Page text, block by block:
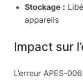
Stockage :
appareils
Impact sur
L’erreur APES-